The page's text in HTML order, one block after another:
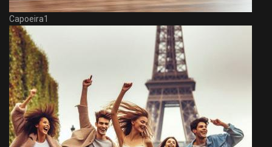
Capoeira1